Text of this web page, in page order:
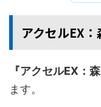
アクセルEX
『アクセルEX：
ます。